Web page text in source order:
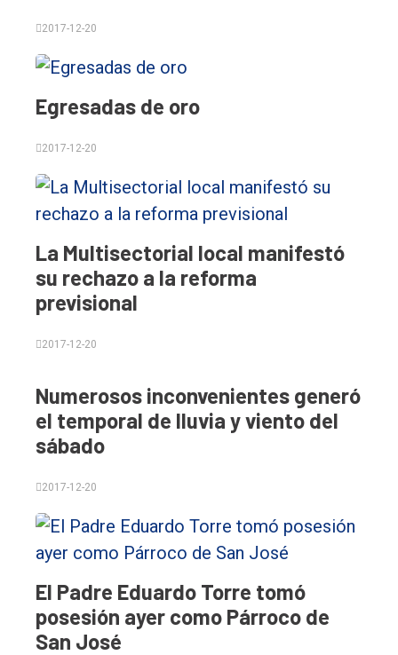
Cultura
Entrevistas
Rural
Deportes
Fúnebres
Edición
Nosotros
Contacto
2017-12-20
Egresadas de oro
2017-12-20
La Multisectorial local manifestó
su rechazo a la reforma
previsional
2017-12-20
Numerosos inconvenientes generó
el temporal de lluvia y viento del
sábado
2017-12-20
El Padre Eduardo Torre tomó
posesión ayer como Párroco de
San José